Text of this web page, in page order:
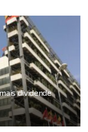
dividende